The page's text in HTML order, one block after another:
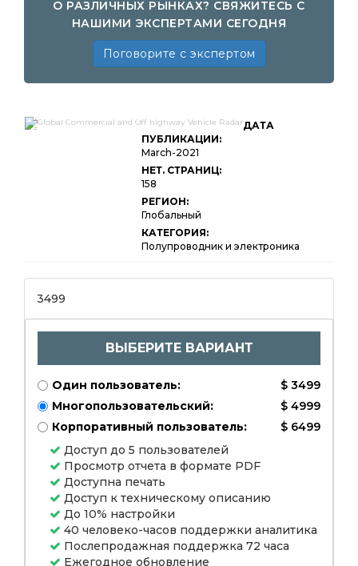
О РАЗЛИЧНЫХ РЫНКАХ? СВЯЖИТЕСЬ С
НАШИМИ ЭКСПЕРТАМИ СЕГОДНЯ
Поговорите с экспертом
Глобальный коммерческий и вне-
высокий отчет об исследовании
рынка транспортных средств 2022
ДАТА
ПУБЛИКАЦИИ:
March-2021
НЕТ. СТРАНИЦ:
158
РЕГИОН:
Глобальный
КАТЕГОРИЯ:
Полупроводник и электроника
3499
ВЫБЕРИТЕ ВАРИАНТ
Один пользователь:
$ 3499
Многопользовательский:
$ 4999
Корпоративный пользователь:
$ 6499
Доступ до 5 пользователей
Просмотр отчета в формате PDF
Доступна печать
Доступ к техническому описанию
До 10% настройки
40 человеко-часов поддержки аналитика
Послепродажная поддержка 72 часа
Ежегодное обновление